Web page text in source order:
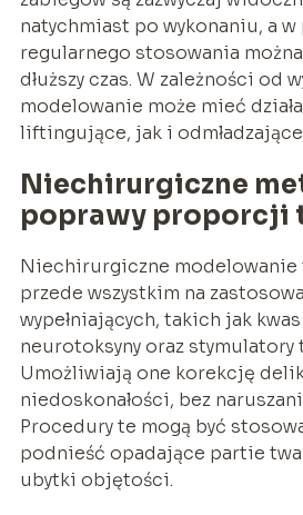
natychmiast po wykonaniu, a w
regularnego stosowania
dłuższy czas. W zależności od
modelowanie może mieć
liftingujące, jak i
Niechirurgiczne
poprawy proporcji
Niechirurgiczne modelowanie
przede wszystkim na
wypełniających, takich jak
neurotoksyny oraz stymulatory
Umożliwiają one korekcję
niedoskonałości, bez
Procedury te mogą być
podnieść opadające partie
ubytki objętości.